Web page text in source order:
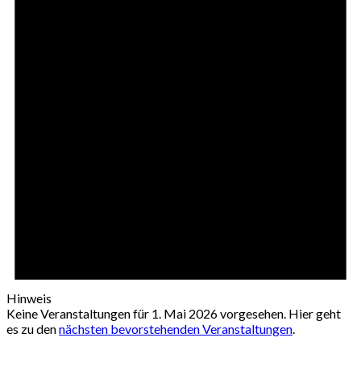
Hinweis
Keine Veranstaltungen für 1. Mai 2026 vorgesehen. Hier geht
es zu dennächsten bevorstehenden Veranstaltungen.